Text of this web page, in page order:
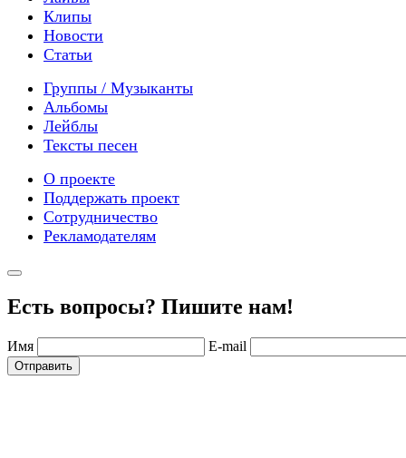
Клипы
Новости
Статьи
Группы / Музыканты
Альбомы
Лейблы
Тексты песен
О проекте
Поддержать проект
Сотрудничество
Рекламодателям
Есть вопросы? Пишите нам!
Имя E-mail